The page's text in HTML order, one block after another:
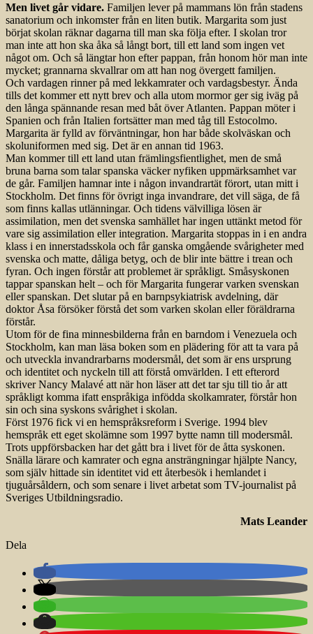
Men livet går vidare. Familjen lever på mammans lön från stadens
sanatorium och inkomster från en liten butik. Margarita som just
börjat skolan räknar dagarna till man ska följa efter. I skolan tror
man inte att hon ska åka så långt bort, till ett land som ingen vet
något om. Och så längtar hon efter pappan, från honom hör man inte
mycket; grannarna skvallrar om att han nog övergett familjen.
Och vardagen rinner på med lekkamrater och vardagsbestyr. Ända
tills det kommer ett nytt brev och alla utom mormor ger sig iväg på
den långa spännande resan med båt över Atlanten. Pappan möter i
Spanien och från Italien fortsätter man med tåg till Estocolmo.
Margarita är fylld av förväntningar, hon har både skolväskan och
skoluniformen med sig. Det är en annan tid 1963.
Man kommer till ett land utan främlingsfientlighet, men de små
bruna barna som talar spanska väcker nyfiken uppmärksamhet var
de går. Familjen hamnar inte i någon invandrartät förort, utan mitt i
Stockholm. Det finns för övrigt inga invandrare, det vill säga, de få
som finns kallas utlänningar. Och tidens välvilliga lösen är
assimilation, men det svenska samhället har ingen uttänkt metod för
vare sig assimilation eller integration. Margarita stoppas in i en andra
klass i en innerstadsskola och får ganska omgående svårigheter med
svenska och matte, dåliga betyg, och de blir inte bättre i trean och
fyran. Och ingen förstår att problemet är språkligt. Småsyskonen
tappar spanskan helt – och för Margarita fungerar varken svenskan
eller spanskan. Det slutar på en barnpsykiatrisk avdelning, där
doktor Åsa försöker förstå det som varken skolan eller föräldrarna
förstår.
Utom för de fina minnesbilderna från en barndom i Venezuela och
Stockholm, kan man läsa boken som en plädering för att ta vara på
och utveckla invandrarbarns modersmål, det som är ens ursprung
och identitet och nyckeln till att förstå omvärlden. I ett efterord
skriver Nancy Malavé att när hon läser att det tar sju till tio år att
språkligt komma ifatt enspråkiga infödda skolkamrater, förstår hon
sin och sina syskons svårighet i skolan.
Först 1976 fick vi en hemspråksreform i Sverige. 1994 blev
hemspråk ett eget skolämne som 1997 bytte namn till modersmål.
Trots uppförsbacken har det gått bra i livet för de åtta syskonen.
Snälla lärare och kamrater och egna ansträngningar hjälpte Nancy,
som själv hittade sin identitet vid ett återbesök i hemlandet i
tjuguårsåldern, och som senare i livet arbetat som TV-journalist på
Sveriges Utbildningsradio.
Mats Leander
Dela